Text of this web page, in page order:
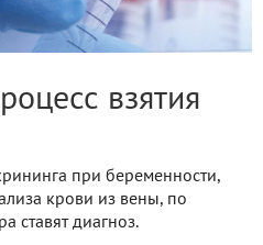
взятия
при беременности,
крови из вены, по
ставят диагноз.